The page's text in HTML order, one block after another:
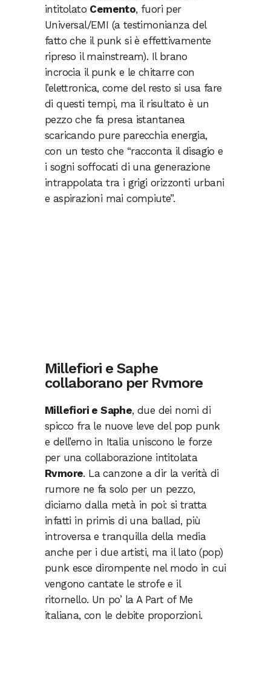
intitolato Cemento, fuori per
Universal/EMI (a testimonianza del
fatto che il punk si è effettivamente
ripreso il mainstream). Il brano
incrocia il punk e le chitarre con
l’elettronica, come del resto si usa fare
di questi tempi, ma il risultato è un
pezzo che fa presa istantanea
scaricando pure parecchia energia,
con un testo che “racconta il disagio e
i sogni soffocati di una generazione
intrappolata tra i grigi orizzonti urbani
e aspirazioni mai compiute”.
Millefiori e Saphe
collaborano per Rvmore
Millefiori e Saphe, due dei nomi di
spicco fra le nuove leve del pop punk
e dell’emo in Italia uniscono le forze
per una collaborazione intitolata
Rvmore. La canzone a dir la verità di
rumore ne fa solo per un pezzo,
diciamo dalla metà in poi: si tratta
infatti in primis di una ballad, più
introversa e tranquilla della media
anche per i due artisti, ma il lato (pop)
punk esce dirompente nel modo in cui
vengono cantate le strofe e il
ritornello. Un po’ la A Part of Me
italiana, con le debite proporzioni.